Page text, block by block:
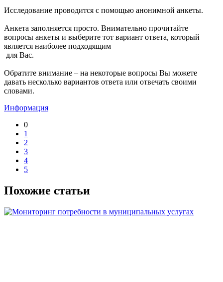
Исследование проводится с помощью анонимной анкеты.
Анкета заполняется просто. Внимательно прочитайте
вопросы анкеты и выберите тот вариант ответа, который
является наиболее подходящим
для Вас.
Обратите внимание – на некоторые вопросы Вы можете
давать несколько вариантов ответа или отвечать своими
словами.
Информация
0
1
2
3
4
5
Похожие статьи